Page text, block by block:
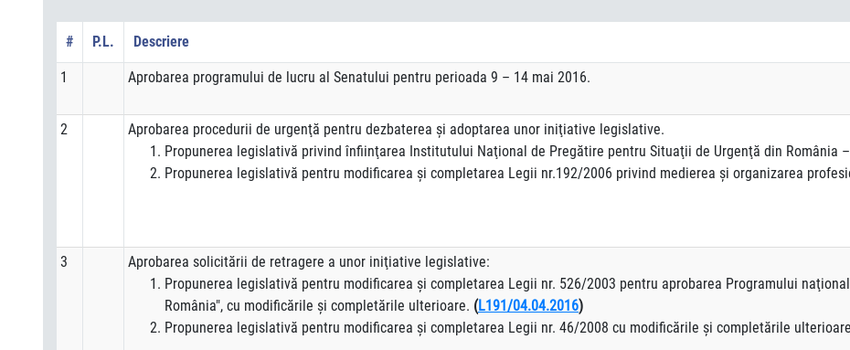
# P.L. Descriere
1 Aprobarea programului de lucru al Senatului pentru perioada 9 – 14 mai 2016.
2
Aprobarea procedurii de urgenţă pentru dezbaterea şi adoptarea unor iniţiative legislative.
Propunerea legislativă privind înfiinţarea Institutului Naţional de Pregătire pentru Situaţii de Urgenţă din România –
Propunerea legislativă pentru modificarea şi completarea Legii nr.192/2006 privind medierea şi organizarea
3
Aprobarea solicitării de retragere a unor iniţiative legislative:
Propunerea legislativă pentru modificarea şi completarea Legii nr. 526/2003 pentru aprobarea Programului
România", cu modificările şi completările ulterioare. (L191/04.04.2016)
Propunerea legislativă pentru modificarea şi completarea Legii nr. 46/2008 cu modificările şi completările